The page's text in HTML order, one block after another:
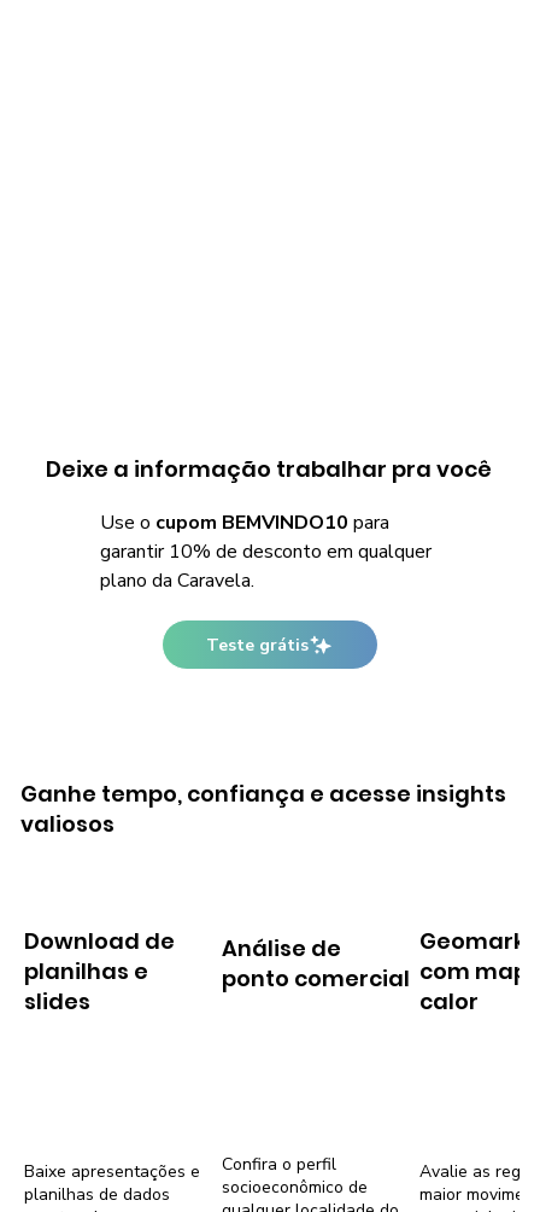
Deixe a informação trabalhar pra você
Use o cupom BEMVINDO10 para
garantir 10% de desconto em qualquer
plano da Caravela.
Teste grátis
Download de
planilhas e
slides
Baixe apresentações e
planilhas de dados
Análise de
ponto comercial
Confira o perfil
socioeconômico de
com
calor
Avalie as
maior
Ganhe tempo, confiança e acesse insights
valiosos